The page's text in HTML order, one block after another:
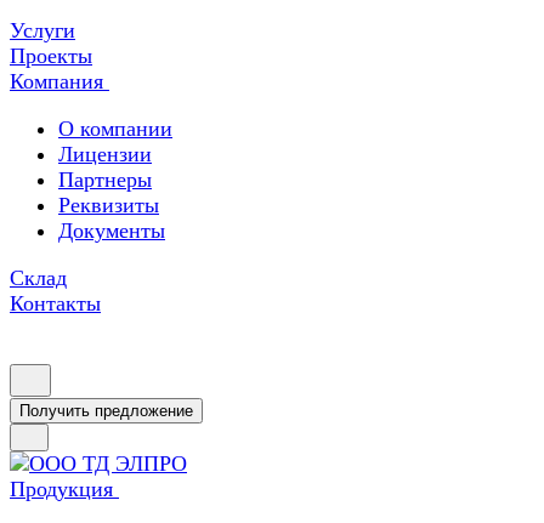
Услуги
Проекты
Компания
О компании
Лицензии
Партнеры
Реквизиты
Документы
Склад
Контакты
Получить предложение
Продукция